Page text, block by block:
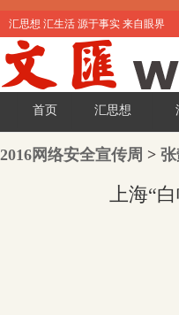
汇思想 汇生活 源于事实 来自眼界
首页 汇思想
2016网络安全宣传周 > 张
上海“